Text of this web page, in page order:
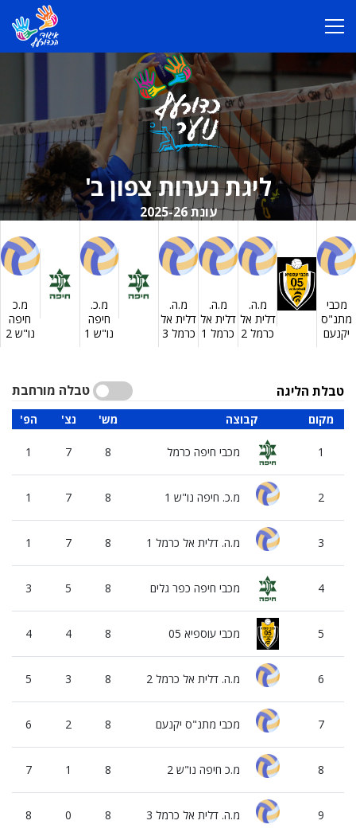
ליגת נערות צפון ב'
עונת 2025-26
מ.כ
חיפה
נו"ש 2
מ.כ.
חיפה
נו"ש 1
מ.ה.
דלית אל
כרמל 3
מ.ה.
דלית אל
כרמל 1
מ.ה.
דלית אל
כרמל 2
מכבי
מתנ"ס
יקנעם
טבלה מורחבת טבלת הליגה
'הפ 'נצ 'מש קבוצה מקום
1 7 8 מכבי חיפה כרמל 1
1 7 8 מ.כ. חיפה נו"ש 1 2
1 7 8 מ.ה. דלית אל כרמל 1 3
3 5 8 מכבי חיפה כפר גלים 4
4 4 8 מכבי עוספיא 05 5
5 3 8 מ.ה. דלית אל כרמל 2 6
6 2 8 מכבי מתנ"ס יקנעם 7
7 1 8 מ.כ חיפה נו"ש 2 8
8 0 8 מ.ה. דלית אל כרמל 3 9